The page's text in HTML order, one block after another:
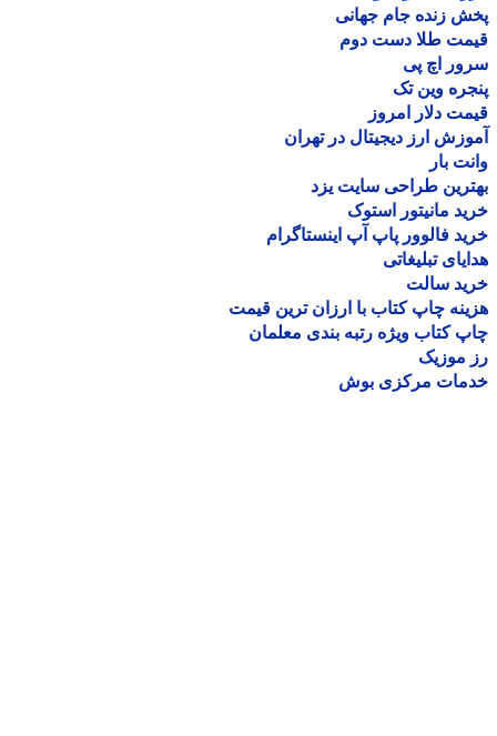
زنده جام جهانی
طلا دست دوم
اچ پی
وین تک
دلار امروز
ارز دیجیتال در تهران
بار
طراحی سایت یزد
مانیتور استوک
فالوور پاپ آپ اینستاگرام
تبلیغاتی
سالت
چاپ کتاب با ارزان ترین قیمت
کتاب ویژه رتبه بندی معلمان
موزیک
مرکزی بوش